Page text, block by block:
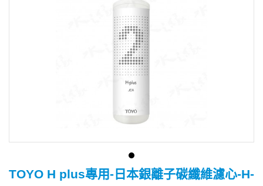
TOYO H plus專用-日本銀離子碳纖維濾心-H-